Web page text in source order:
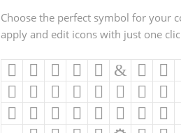
Choose the perfect symbol for your
apply and edit icons with just one